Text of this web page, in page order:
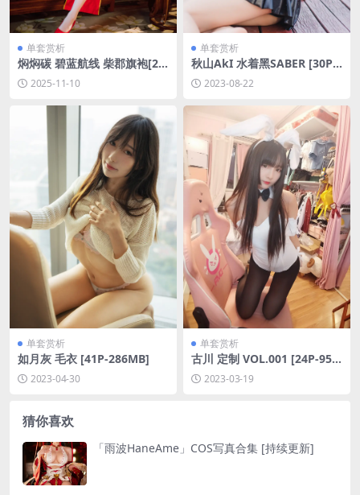
单套赏析
焖焖碳 碧蓝航线 柴郡旗袍[29
P-509.2M]
2025-11-10
单套赏析
秋山AkI 水着黑SABER [30P-
245MB]
2023-08-22
单套赏析
如月灰 毛衣 [41P-286MB]
2023-04-30
单套赏析
古川 定制 VOL.001 [24P-95M
B] 2023-03-19
猜你喜欢
「雨波HaneAme」COS写真合集 [持续更新]